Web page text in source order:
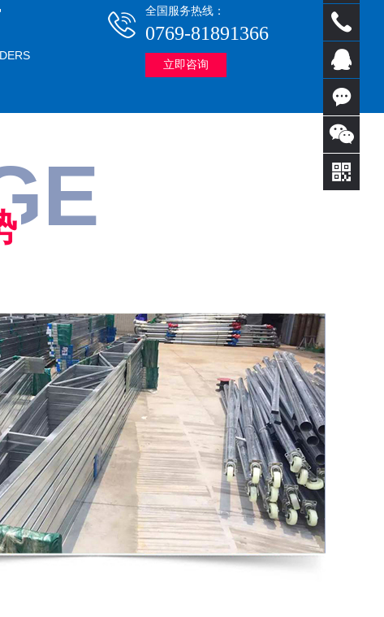
全国服务热线：
0769-81891366
立即咨询 0769-
81891
366
QQ客
服
在线
咨询